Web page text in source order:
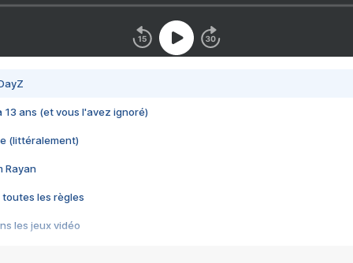
13 ans (et vous l'avez ignoré)
(littéralement)
Rayan
toutes les règles
les jeux vidéo